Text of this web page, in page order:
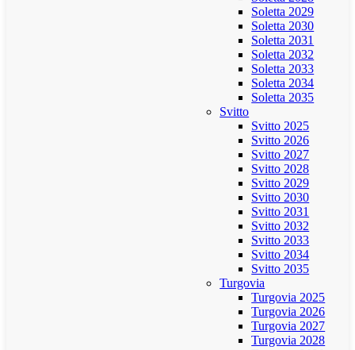
Soletta 2029
Soletta 2030
Soletta 2031
Soletta 2032
Soletta 2033
Soletta 2034
Soletta 2035
Svitto
Svitto 2025
Svitto 2026
Svitto 2027
Svitto 2028
Svitto 2029
Svitto 2030
Svitto 2031
Svitto 2032
Svitto 2033
Svitto 2034
Svitto 2035
Turgovia
Turgovia 2025
Turgovia 2026
Turgovia 2027
Turgovia 2028